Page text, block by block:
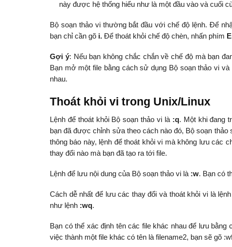
này được hệ thống hiểu như là một đầu vào và cuối
Bộ soạn thảo vi thường bắt đầu với chế độ lệnh. Để
bạn chỉ cần gõ i. Để thoát khỏi chế độ chèn, nhấn phím
Gợi ý: Nếu bạn không chắc chắn về chế độ mà bạn
Bạn mở một file bằng cách sử dụng Bộ soạn thảo vi
nhau.
Thoát khỏi vi trong Unix/Linux
Lệnh để thoát khỏi Bộ soạn thảo vi là:q. Một khi đang
bạn đã được chỉnh sửa theo cách nào đó, Bộ soạn
thông báo này, lệnh để thoát khỏi vi mà không lưu các
thay đổi nào mà bạn đã tạo ra tới file.
Lệnh để lưu nội dung của Bộ soạn thảo vi là :w. Bạn có
Cách dễ nhất để lưu các thay đổi và thoát khỏi vi là lệnh
như lệnh :wq.
Bạn có thể xác định tên các file khác nhau để lưu
việc thành một file khác có tên là filename2, bạn sẽ gõ